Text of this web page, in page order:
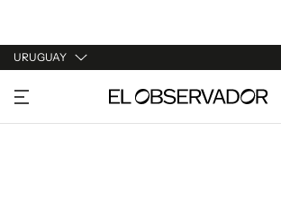
URUGUAY
URUGUAY
ARGENTINA